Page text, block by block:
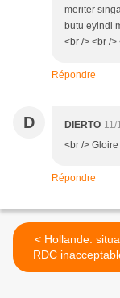
meriter
butu eyindi
<br /> <br /
Répondre
D DIERTO 11/
<br />
Répondre
< Hollande: situation en
RDC
plan de la